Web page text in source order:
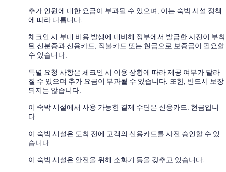
추가 인원에 대한 요금이 부과될 수 있으며, 이는 숙박 시설 정책
에 따라 다릅니다.
체크인 시 부대 비용 발생에 대비해 정부에서 발급한 사진이 부착
된 신분증과 신용카드, 직불카드 또는 현금으로 보증금이 필요할
수 있습니다.
특별 요청 사항은 체크인 시 이용 상황에 따라 제공 여부가 달라
질 수 있으며 추가 요금이 부과될 수 있습니다. 또한, 반드시 보장
되지는 않습니다.
이 숙박 시설에서 사용 가능한 결제 수단은 신용카드, 현금입니
다.
이 숙박 시설은 도착 전에 고객의 신용카드를 사전 승인할 수 있
습니다.
이 숙박 시설은 안전을 위해 소화기 등을 갖추고 있습니다.